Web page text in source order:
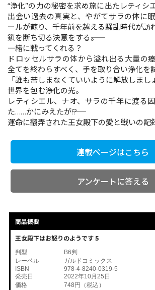
“浄化”の力の秘密を求め旅に出たレティシ
出会い過去の真実と、やがてサラの体に
ールが蘇り、千年前を越える騒乱時代が訪
鎖を断ち切る決意をする――。
一緒に戦ってくれる？
ドロッセルサラの体から溢れ出る大量の
全てを終わらすべく、手を取り合い浄化を
「誰も苦しまなくていいように解放しまし
世界を包む浄化の光。
レティシエル、ナオ、サラの千年に渡る
た……かにみえたが――!?
運命に翻弄された王女殿下の愛と戦いの記
連載ページはこちら
アンケートに答える
商品概要
王女殿下はお怒りのようです 5
判型
B6判
レーベル
ガルドコミックス
ISBN
978-4-8240-0319-5
発売日
2022年10月25日
価格
748円（税込）